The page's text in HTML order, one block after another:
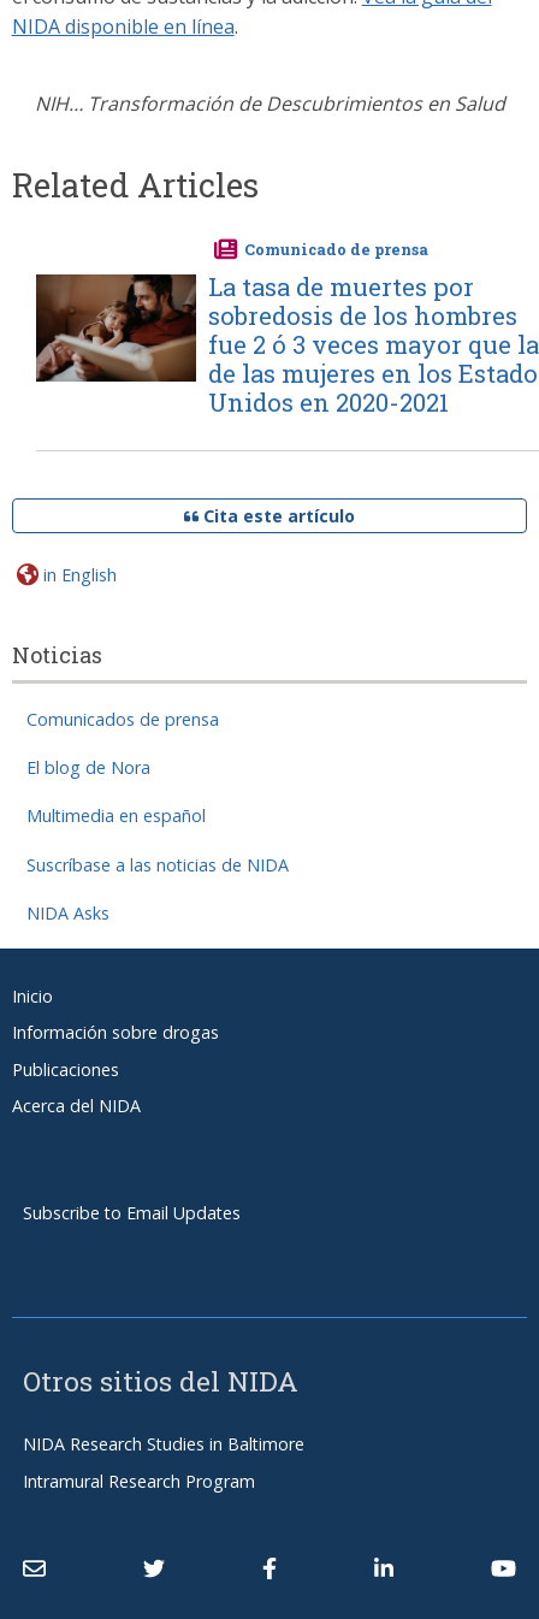
Noticias
Comunicados de prensa
El blog de Nora
Multimedia en español
Suscríbase a las noticias de NIDA
NIDA Asks
NIDA disponible en línea.
NIH… Transformación de Descubrimientos en Salud
Related Articles
Comunicado de prensa
La tasa de muertes por
sobredosis de los hombres
fue 2 ó 3 veces mayor que la
de las mujeres en los
Unidos en 2020-2021
Cita este artículo
in English
Spanish
Inicio
Información sobre drogas
Publicaciones
Acerca del NIDA
Subscribe to Email Updates
Otros sitios del NIDA
NIDA Research Studies in Baltimore
Intramural Research Program